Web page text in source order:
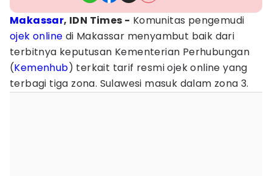
Makassar, IDN Times - Komunitas pengemudi
ojek online di Makassar menyambut baik dari
terbitnya keputusan Kementerian Perhubungan
(Kemenhub) terkait tarif resmi ojek online yang
terbagi tiga zona. Sulawesi masuk dalam zona 3.